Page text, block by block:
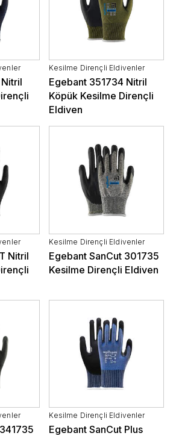
Kesilme Dirençli Eldivenler
Egebant 351734 Nitril
Köpük Kesilme Dirençli
Eldiven
Nitril
Kesilme Dirençli Eldivenler
Egebant SanCut 301735
Kesilme Dirençli Eldiven
Kesilme Dirençli Eldivenler
Egebant SanCut Plus